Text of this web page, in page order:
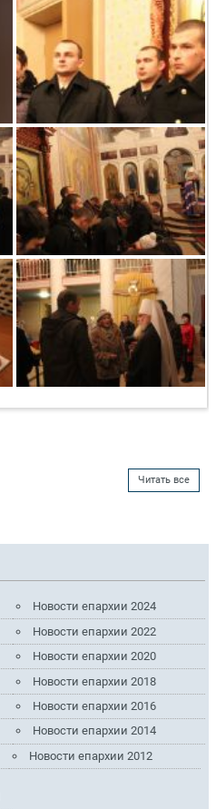
Читать все
Новости епархии 2024
Новости епархии 2022
Новости епархии 2020
Новости епархии 2018
Новости епархии 2016
Новости епархии 2014
Новости епархии 2012